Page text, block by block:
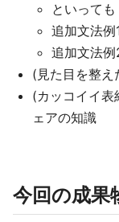
といって
追加文法例
追加文法
(見た目を整え
(カッコイイ表
ェアの知識
今回の成果